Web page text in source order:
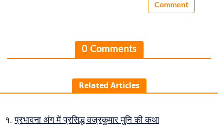
0 Comments
Related Articles
प्रभावना अंग में प्रसिद्ध वज्रकुमार मुनि की कथा